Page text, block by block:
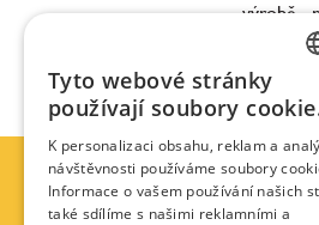
výrobě
první
Tyto webové stránky
používají soubory
K personalizaci obsahu, reklam a
návštěvnosti používáme soubory
Informace o vašem používání našich
také sdílíme s našimi reklamními a